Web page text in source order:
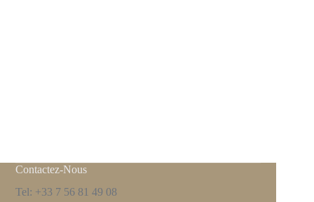
Contactez-Nous
Tel: +33 7 56 81 49 08